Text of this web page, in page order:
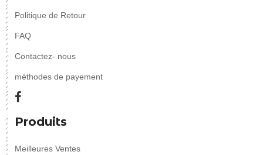
Politique de Retour
FAQ
Contactez- nous
méthodes de payement
Produits
Meilleures Ventes